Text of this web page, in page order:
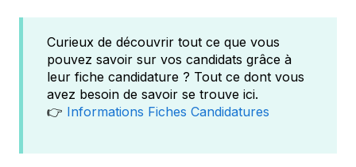
Curieux de découvrir tout ce que vous
pouvez savoir sur vos candidats grâce à
leur fiche candidature ? Tout ce dont vous
avez besoin de savoir se trouve ici.
👉 Informations Fiches Candidatures